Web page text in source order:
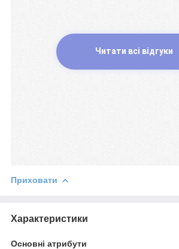
Читати всі відгуки
Приховати
Характеристики
Основні атрибути